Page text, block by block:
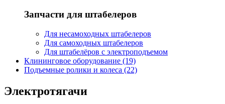
Запчасти для штабелеров
Для несамоходных штабелеров
Для самоходных штабелеров
Для штабелёров с электроподъемом
Клининговое оборудование (19)
Подъемные ролики и колеса (22)
Электротягачи